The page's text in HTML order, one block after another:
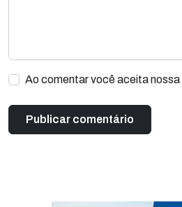
Ao comentar você aceita nossa